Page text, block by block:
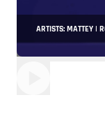
ARTISTS: MATTEY |